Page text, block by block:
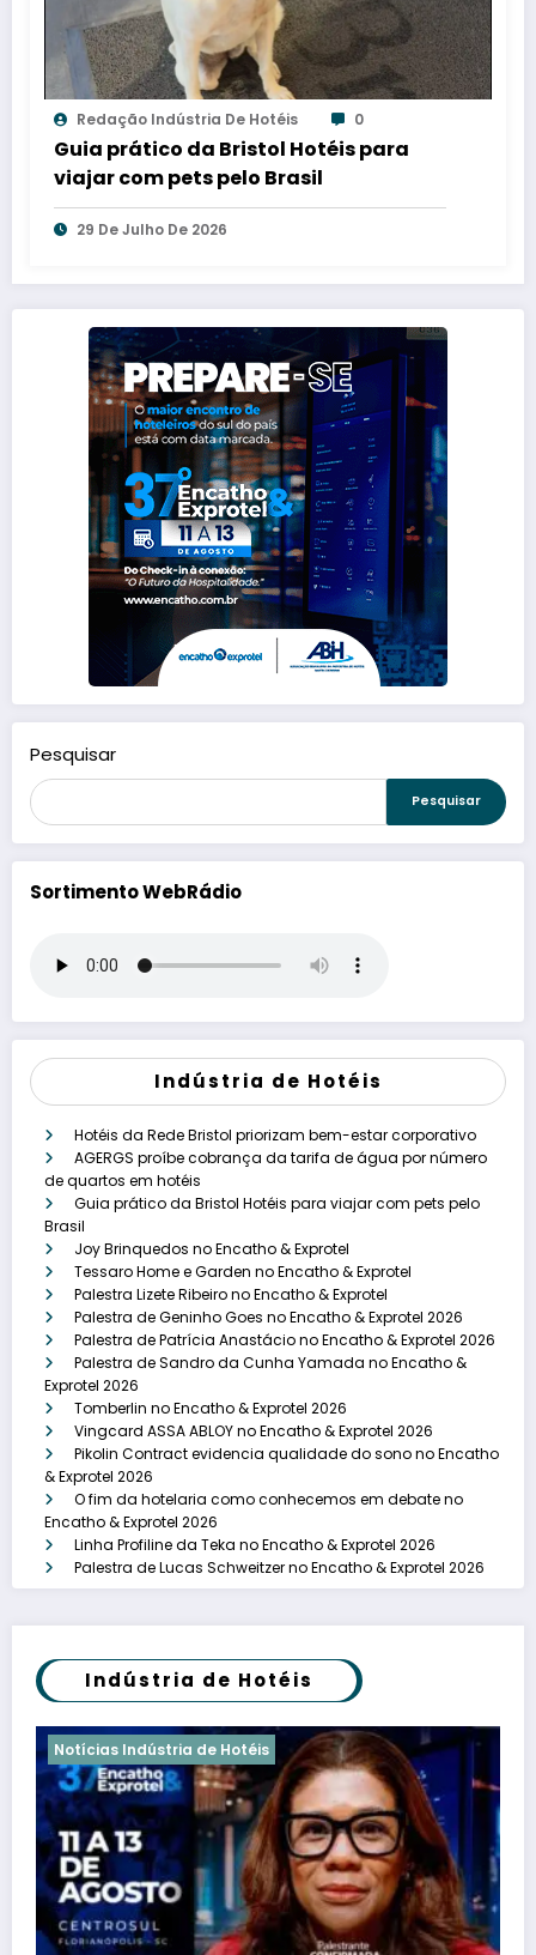
Redação Indústria De Hotéis 0
Guia prático da Bristol Hotéis para
viajar com pets pelo Brasil
29 De Julho De 2026
Pesquisar
Pesquisar
Sortimento WebRádio
Indústria de Hotéis
Hotéis da Rede Bristol priorizam bem-estar corporativo
AGERGS proíbe cobrança da tarifa de água por número
de quartos em hotéis
Guia prático da Bristol Hotéis para viajar com pets pelo
Brasil
Joy Brinquedos no Encatho & Exprotel
Tessaro Home e Garden no Encatho & Exprotel
Palestra Lizete Ribeiro no Encatho & Exprotel
Palestra de Geninho Goes no Encatho & Exprotel 2026
Palestra de Patrícia Anastácio no Encatho & Exprotel 2026
Palestra de Sandro da Cunha Yamada no Encatho &
Exprotel 2026
Tomberlin no Encatho & Exprotel 2026
Vingcard ASSA ABLOY no Encatho & Exprotel 2026
Pikolin Contract evidencia qualidade do sono no Encatho
& Exprotel 2026
O fim da hotelaria como conhecemos em debate no
Encatho & Exprotel 2026
Linha Profiline da Teka no Encatho & Exprotel 2026
Palestra de Lucas Schweitzer no Encatho & Exprotel 2026
Indústria de Hotéis
Notícias Indústria de Hotéis